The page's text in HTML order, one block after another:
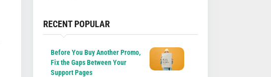
RECENT POPULAR
Before You Buy Another Promo,
Fix the Gaps Between Your
Support Pages